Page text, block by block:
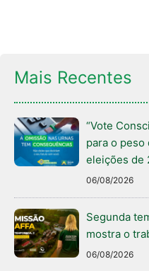
Mais Recentes
“Vote
para o
eleições de
06/08/2026
Segunda
mostra o
06/08/2026